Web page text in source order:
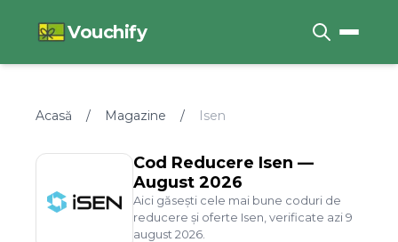
Vouchify
Acasă / Magazine / Isen
Cod Reducere Isen —
August 2026
Aici găsești cele mai bune coduri de
reducere și oferte Isen , verificate azi9
august 2026